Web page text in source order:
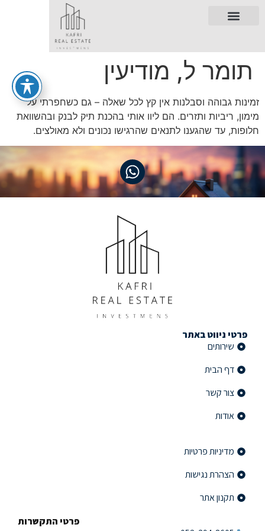
תומר ל, מודיעין
זמינות גבוהה וסבלנות אין קץ לכל שאלה – גם כשחפרתי על
מימון, ריביות ותזרים. הם ליוו אותי בהכנת תיק לבנק ובהשוואת
חלופות, עד שהגענו לתנאים שהרגישו נכונים ולא מאולצים.
פרטי ניווט באתר
שירותים
דף הבית
צור קשר
אודות
מדיניות פרטיות
הצהרת נגישות
תקנון אתר
פרטי התקשרות